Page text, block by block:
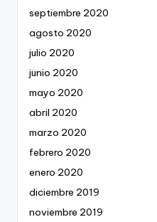
septiembre 2020
agosto 2020
julio 2020
junio 2020
mayo 2020
abril 2020
marzo 2020
febrero 2020
enero 2020
diciembre 2019
noviembre 2019